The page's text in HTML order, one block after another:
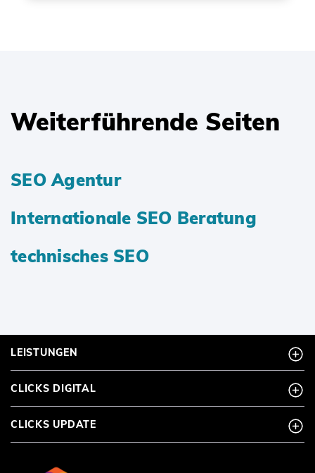
Weiterführende Seiten
SEO Agentur
Internationale SEO Beratung
technisches SEO
LEISTUNGEN
CLICKS DIGITAL
CLICKS UPDATE